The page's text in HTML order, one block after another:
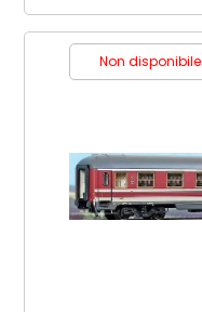
Non disponibile